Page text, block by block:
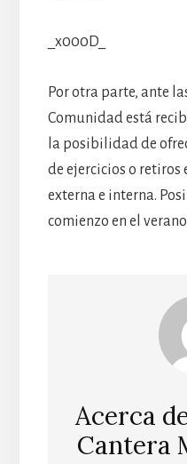
_x000D_
Por otra parte, ante
Comunidad está
la posibilidad de
de ejercicios o retiros
externa e interna.
comienzo en el
Acerca
Cantera